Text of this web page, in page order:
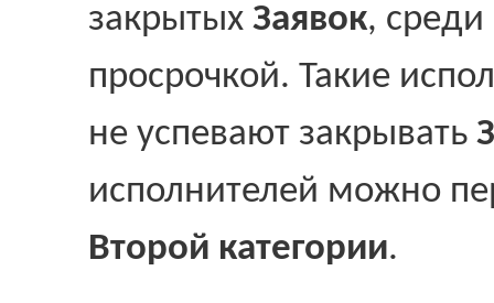
закрытых Заявок, среди
просрочкой. Такие
не успевают закрывать
исполнителей можно
Второй категории.